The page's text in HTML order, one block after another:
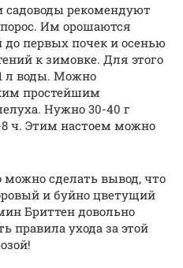
садоводы рекомендуют
Им орошаются
до первых почек и осенью
к зимовке. Для этого
л воды. Можно
простейшим
Нужно 30-40 г
8 ч. Этим настоем можно
можно сделать вывод, что
и буйно цветущий
Бриттен довольно
правила ухода за этой